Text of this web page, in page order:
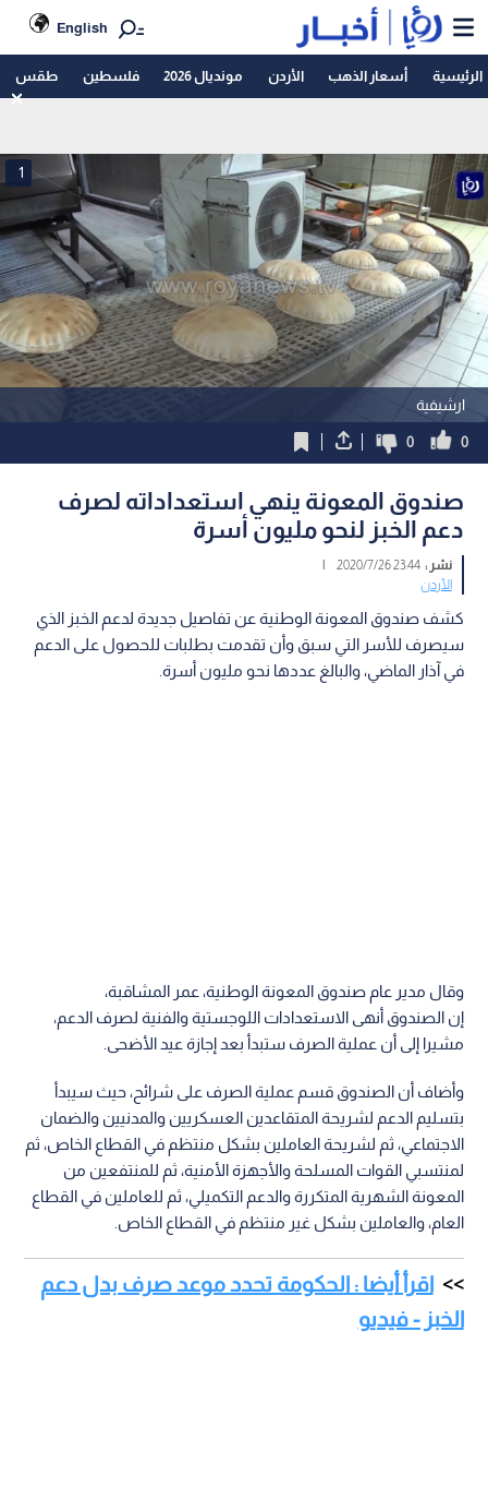
English
الرئيسية أسعار الذهب الأردن مونديال 2026 فلسطين طقس
ارشيفية
1
0
0
صندوق المعونة ينهي استعداداته لصرف
دعم الخبز لنحو مليون أسرة
نشر :23:44 2020/7/26
|
الأردن
كشف صندوق المعونة الوطنية عن تفاصيل جديدة لدعم الخبز الذي
سيصرف للأسر التي سبق وأن تقدمت بطلبات للحصول على الدعم
في آذار الماضي، والبالغ عددها نحو مليون أسرة.
وقال مدير عام صندوق المعونة الوطنية، عمر المشاقبة،
إن الصندوق أنهى الاستعدادات اللوجستية والفنية لصرف الدعم،
مشيرا إلى أن عملية الصرف ستبدأ بعد إجازة عيد الأضحى.
وأضاف أن الصندوق قسم عملية الصرف على شرائح، حيث سيبدأ
بتسليم الدعم لشريحة المتقاعدين العسكريين والمدنيين والضمان
الاجتماعي، ثم لشريحة العاملين بشكل منتظم في القطاع الخاص، ثم
لمنتسبي القوات المسلحة والأجهزة الأمنية، ثم للمنتفعين من
المعونة الشهرية المتكررة والدعم التكميلي، ثم للعاملين في القطاع
العام، والعاملين بشكل غير منتظم في القطاع الخاص.
اقرأ أيضا : الحكومة تحدد موعد صرف بدل دعم
الخبز - فيديو